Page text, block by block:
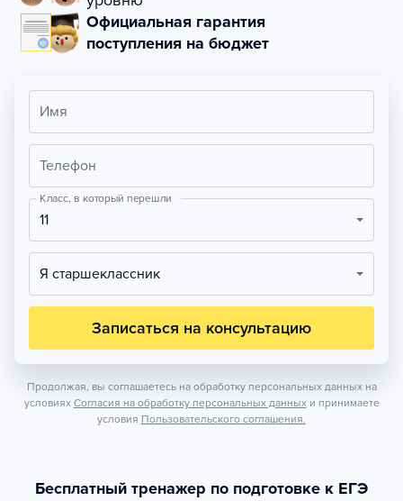
Официальная гарантия
поступления на бюджет
Имя
Телефон
Класс, в который перешли
11
Я старшеклассник
Записаться на консультацию
Продолжая, вы соглашаетесь на обработку персональных данных на
условиях Согласия на обработку персональных данных и принимаете
условия Пользовательского соглашения.
Бесплатный тренажер по подготовке к ЕГЭ